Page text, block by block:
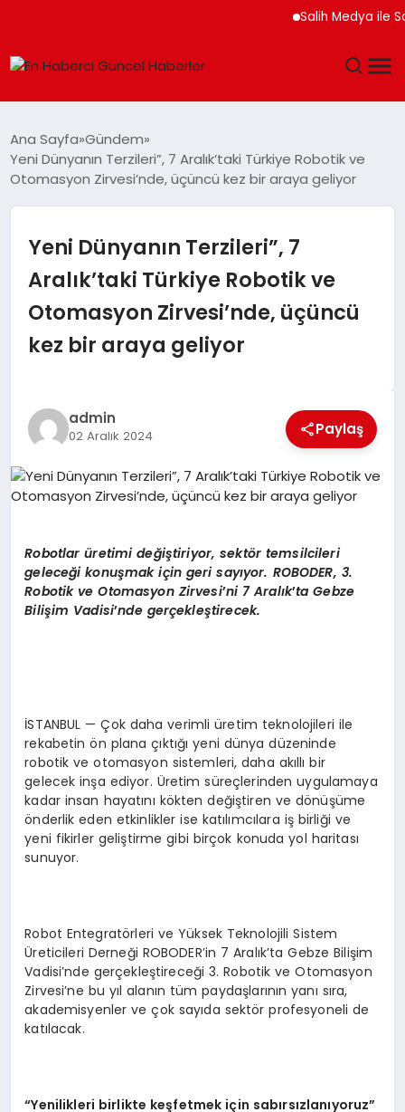
Salih Medya ile
MAGAZIN
EKONOMI
SIYASET
Ana Sayfa Gündem
Yeni Dünyanın Terzileri”, 7 Aralık’taki Türkiye Robotik ve
Otomasyon Zirvesi’nde, üçüncü kez bir araya geliyor
Yeni Dünyanın Terzileri”, 7
Aralık’taki Türkiye Robotik ve
Otomasyon Zirvesi’nde, üçüncü
kez bir araya geliyor
admin
02 Aralık 2024 Paylaş
Robotlar üretimi değiştiriyor, sektör temsilcileri
geleceği konuşmak için geri sayıyor. ROBODER, 3.
Robotik ve Otomasyon Zirvesi’ni 7 Aralık’ta Gebze
Bilişim Vadisi’nde gerçekleştirecek.
İSTANBUL — Çok daha verimli üretim teknolojileri ile
rekabetin ön plana çıktığı yeni dünya düzeninde
robotik ve otomasyon sistemleri, daha akıllı bir
gelecek inşa ediyor. Üretim süreçlerinden uygulamaya
kadar insan hayatını kökten değiştiren ve dönüşüme
önderlik eden etkinlikler ise katılımcılara iş birliği ve
yeni fikirler geliştirme gibi birçok konuda yol haritası
sunuyor.
Robot Entegratörleri ve Yüksek Teknolojili Sistem
Üreticileri Derneği ROBODER’in 7 Aralık’ta Gebze Bilişim
Vadisi’nde gerçekleştireceği 3. Robotik ve Otomasyon
Zirvesi’ne bu yıl alanın tüm paydaşlarının yanı sıra,
akademisyenler ve çok sayıda sektör profesyoneli de
katılacak.
“Yenilikleri birlikte keşfetmek için sabırsızlanıyoruz”